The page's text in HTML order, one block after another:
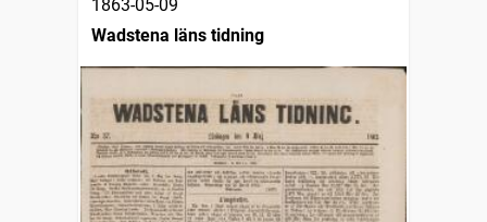
1863-05-09
Wadstena läns tidning